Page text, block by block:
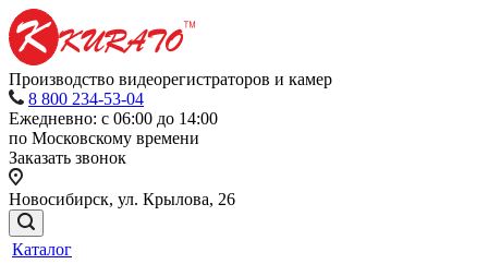
Производство видеорегистраторов и камер
8 800 234-53-04
Ежедневно: с 06:00 до 14:00
по Московскому времени
Заказать звонок
Новосибирск, ул. Крылова, 26
Каталог